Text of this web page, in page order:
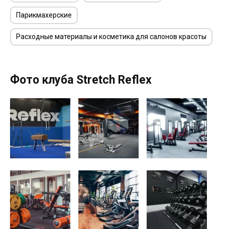
Парикмахерские
Расходные материалы и косметика для салонов красоты
Фото клуба Stretch Reflex